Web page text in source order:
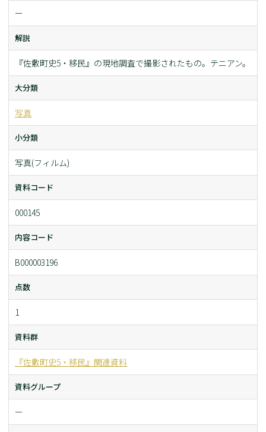
ー
解説
『佐敷町史5・移民』の現地調査で撮影されたもの。テニアン。
大分類
写真
小分類
写真(フィルム)
資料コード
000145
内容コード
B000003196
点数
1
資料群
『佐敷町史5・移民』関連資料
資料グループ
ー